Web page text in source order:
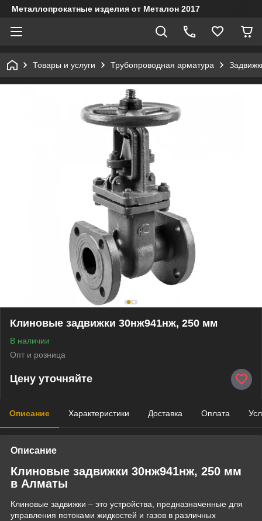
Металлопрокатные изделия от Металон 2017
Товары и услуги Трубопроводная арматура
Клиновые задвижки 30нж941нж, 250 мм
В наличии
Опт и розница
Цену уточняйте
Описание Характеристики Доставка Оплата
Описание
Клиновые задвижки 30нж941нж, 250 мм
в Алматы
Клиновые задвижки – это устройства, предназначенные для
управления потоками жидкостей и газов в различных